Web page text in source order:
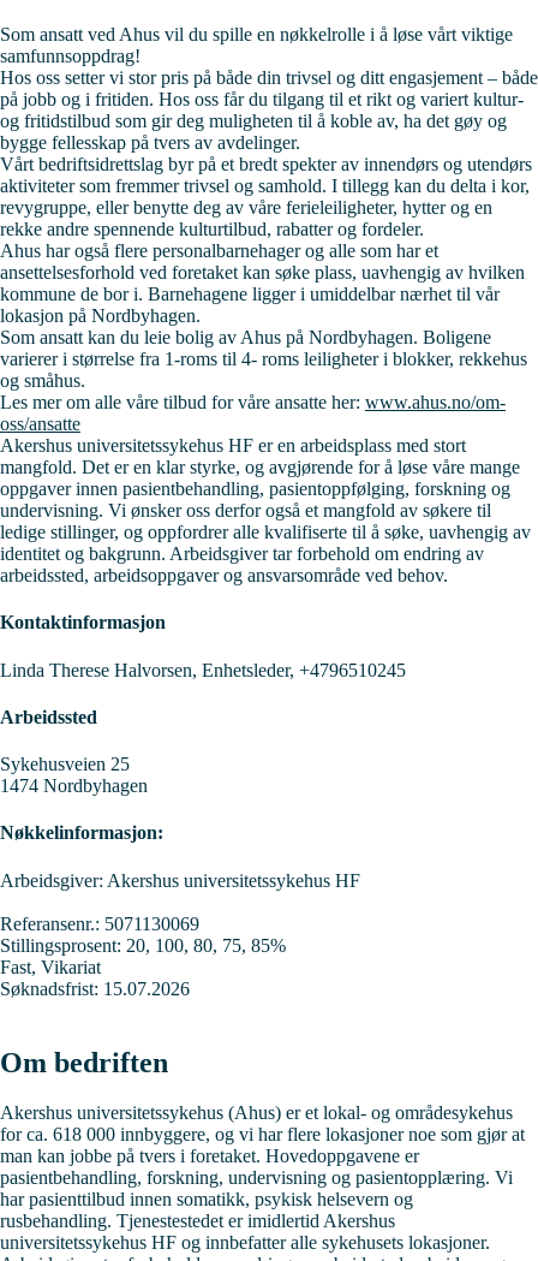
Som ansatt ved Ahus vil du spille en nøkkelrolle i å løse vårt viktige
samfunnsoppdrag!
Hos oss setter vi stor pris på både din trivsel og ditt engasjement – både
på jobb og i fritiden. Hos oss får du tilgang til et rikt og variert kultur-
og fritidstilbud som gir deg muligheten til å koble av, ha det gøy og
bygge fellesskap på tvers av avdelinger.
Vårt bedriftsidrettslag byr på et bredt spekter av innendørs og utendørs
aktiviteter som fremmer trivsel og samhold. I tillegg kan du delta i kor,
revygruppe, eller benytte deg av våre ferieleiligheter, hytter og en
rekke andre spennende kulturtilbud, rabatter og fordeler.
Ahus har også flere personalbarnehager og alle som har et
ansettelsesforhold ved foretaket kan søke plass, uavhengig av hvilken
kommune de bor i. Barnehagene ligger i umiddelbar nærhet til vår
lokasjon på Nordbyhagen.
Som ansatt kan du leie bolig av Ahus på Nordbyhagen. Boligene
varierer i størrelse fra 1-roms til 4- roms leiligheter i blokker, rekkehus
og småhus.
Les mer om alle våre tilbud for våre ansatte her: www.ahus.no/om-
oss/ansatte
Akershus universitetssykehus HF er en arbeidsplass med stort
mangfold. Det er en klar styrke, og avgjørende for å løse våre mange
oppgaver innen pasientbehandling, pasientoppfølging, forskning og
undervisning. Vi ønsker oss derfor også et mangfold av søkere til
ledige stillinger, og oppfordrer alle kvalifiserte til å søke, uavhengig av
identitet og bakgrunn. Arbeidsgiver tar forbehold om endring av
arbeidssted, arbeidsoppgaver og ansvarsområde ved behov.
Kontaktinformasjon
Linda Therese Halvorsen, Enhetsleder, +4796510245
Arbeidssted
Sykehusveien 25
1474 Nordbyhagen
Nøkkelinformasjon:
Arbeidsgiver: Akershus universitetssykehus HF
Referansenr.: 5071130069
Stillingsprosent: 20, 100, 80, 75, 85%
Fast, Vikariat
Søknadsfrist: 15.07.2026
Om bedriften
Akershus universitetssykehus (Ahus) er et lokal- og områdesykehus
for ca. 618 000 innbyggere, og vi har flere lokasjoner noe som gjør at
man kan jobbe på tvers i foretaket. Hovedoppgavene er
pasientbehandling, forskning, undervisning og pasientopplæring. Vi
har pasienttilbud innen somatikk, psykisk helsevern og
rusbehandling. Tjenestestedet er imidlertid Akershus
universitetssykehus HF og innbefatter alle sykehusets lokasjoner.